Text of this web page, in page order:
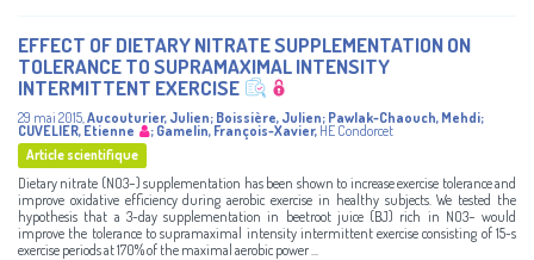
EFFECT OF DIETARY NITRATE SUPPLEMENTATION ON
TOLERANCE TO SUPRAMAXIMAL INTENSITY
INTERMITTENT EXERCISE
29 mai 2015 Aucouturier, Julien; Boissière, Julien; Pawlak-Chaouch, Mehdi;
CUVELIER, Etienne ; Gamelin, François-Xavier, HE Condorcet
Article scientifique
Dietary nitrate (NO3−) supplementation has been shown to increase exercise tolerance and
improve oxidative efficiency during aerobic exercise in healthy subjects. We tested the
hypothesis that a 3-day supplementation in beetroot juice (BJ) rich in NO3− would
improve the tolerance to supramaximal intensity intermittent exercise consisting of 15-s
exercise periods at 170% of the maximal aerobic power ...